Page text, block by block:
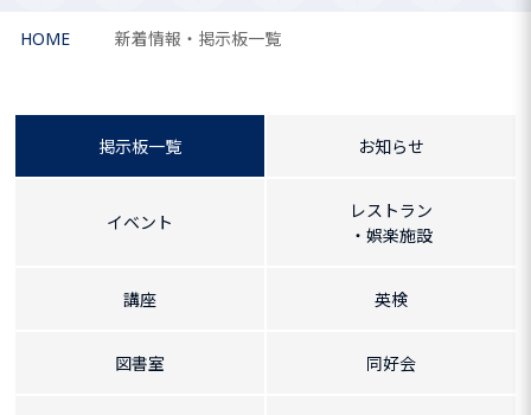
HOME 新着情報・掲示板一覧
掲示板一覧 お知らせ
イベント
レストラン
・娯楽施設
講座 英検
図書室 同好会